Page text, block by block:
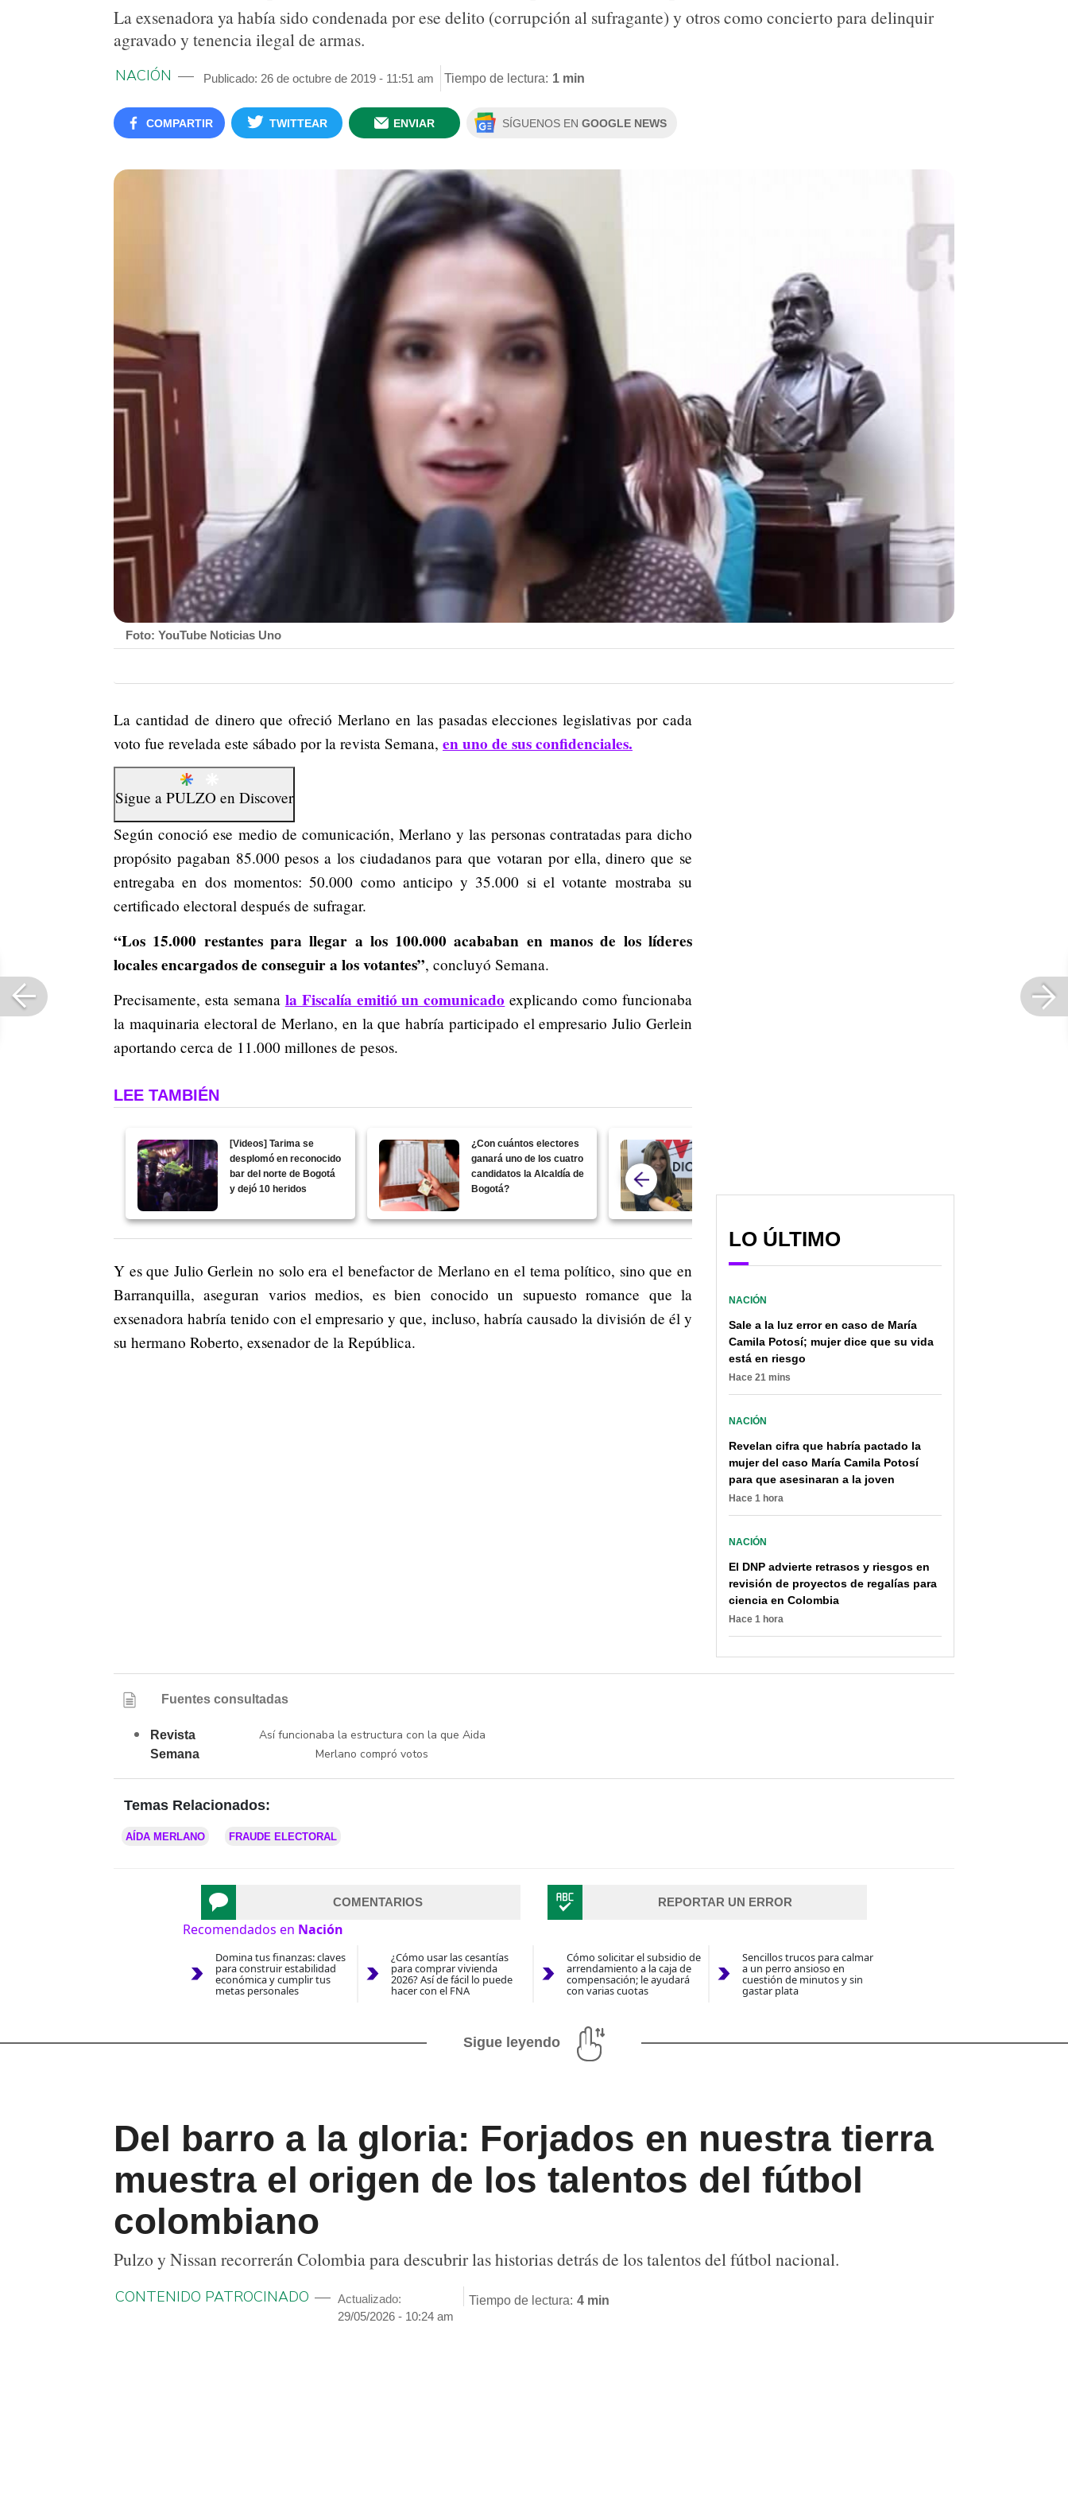
La exsenadora ya había sido condenada por ese delito (corrupción al sufragante) y otros como concierto para delinquir
agravado y tenencia ilegal de armas.
NACIÓN Publicado: 26 de octubre de 2019 - 11:51 am Tiempo de lectura: 1 min
COMPARTIR TWITTEAR ENVIAR SÍGUENOS EN GOOGLE NEWS
Foto: YouTube Noticias Uno
La cantidad de dinero que ofreció Merlano en las pasadas elecciones legislativas por cada
voto fue revelada este sábado por la revista Semana, en uno de sus confidenciales.
Sigue a PULZO en Discover
Según conoció ese medio de comunicación, Merlano y las personas contratadas para dicho
propósito pagaban 85.000 pesos a los ciudadanos para que votaran por ella, dinero que se
entregaba en dos momentos: 50.000 como anticipo y 35.000 si el votante mostraba su
certificado electoral después de sufragar.
“Los 15.000 restantes para llegar a los 100.000 acababan en manos de los líderes
locales encargados de conseguir a los votantes”, concluyó Semana.
Precisamente, esta semana la Fiscalía emitió un comunicado explicando como funcionaba
la maquinaria electoral de Merlano, en la que habría participado el empresario Julio Gerlein
aportando cerca de 11.000 millones de pesos.
LEE TAMBIÉN
[Videos] Tarima se
desplomó en reconocido
bar del norte de Bogotá
y dejó 10 heridos
¿Con cuántos electores
ganará uno de los cuatro
candidatos la Alcaldía de
Bogotá?
Y es que Julio Gerlein no solo era el benefactor de Merlano en el tema político, sino que en
Barranquilla, aseguran varios medios, es bien conocido un supuesto romance que la
exsenadora habría tenido con el empresario y que, incluso, habría causado la división de él y
su hermano Roberto, exsenador de la República.
LO ÚLTIMO
NACIÓN
Sale a la luz error en caso de María
Camila Potosí; mujer dice que su vida
está en riesgo
Hace 21 mins
NACIÓN
Revelan cifra que habría pactado la
mujer del caso María Camila Potosí
para que asesinaran a la joven
Hace 1 hora
NACIÓN
El DNP advierte retrasos y riesgos en
revisión de proyectos de regalías para
ciencia en Colombia
Hace 1 hora
Fuentes consultadas
Revista
Semana
Así funcionaba la estructura con la que Aida
Merlano compró votos
Temas Relacionados:
AÍDA MERLANO FRAUDE ELECTORAL
COMENTARIOS REPORTAR UN ERROR
Recomendados en Nación
Domina tus finanzas: claves
para construir estabilidad
económica y cumplir tus
metas personales
¿Cómo usar las cesantías
para comprar vivienda
2026? Así de fácil lo puede
hacer con el FNA
Cómo solicitar el subsidio de
arrendamiento a la caja de
compensación; le ayudará
con varias cuotas
Sencillos trucos para calmar
a un perro ansioso en
cuestión de minutos y sin
gastar plata
Sigue leyendo
Del barro a la gloria: Forjados en nuestra tierra
muestra el origen de los talentos del fútbol
colombiano
Pulzo y Nissan recorrerán Colombia para descubrir las historias detrás de los talentos del fútbol nacional.
CONTENIDO PATROCINADO
Actualizado:
29/05/2026 - 10:24 am
Tiempo de lectura: 4 min